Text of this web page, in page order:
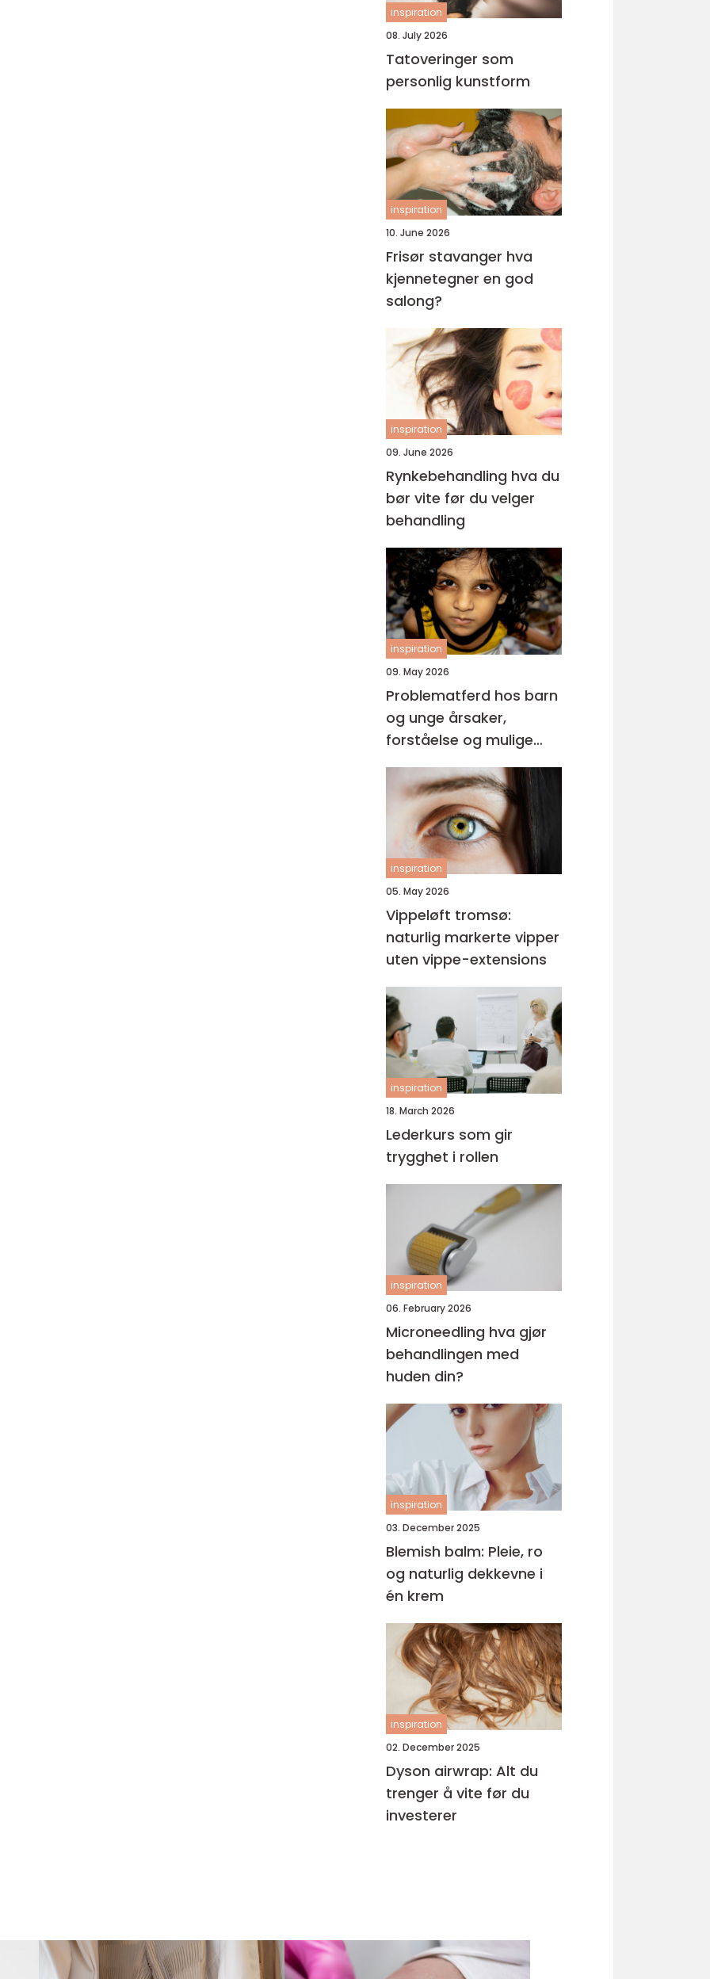
inspiration
08. July 2026
Tatoveringer som
personlig kunstform
inspiration
10. June 2026
Frisør stavanger hva
kjennetegner en god
salong?
inspiration
09. June 2026
Rynkebehandling hva du
bør vite før du velger
behandling
inspiration
09. May 2026
Problematferd hos barn
og unge årsaker,
forståelse og mulige
løsninger
inspiration
05. May 2026
Vippeløft tromsø:
naturlig markerte vipper
uten vippe-extensions
inspiration
18. March 2026
Lederkurs som gir
trygghet i rollen
inspiration
06. February 2026
Microneedling hva gjør
behandlingen med
huden din?
inspiration
03. December 2025
Blemish balm: Pleie, ro
og naturlig dekkevne i
én krem
inspiration
02. December 2025
Dyson airwrap: Alt du
trenger å vite før du
investerer